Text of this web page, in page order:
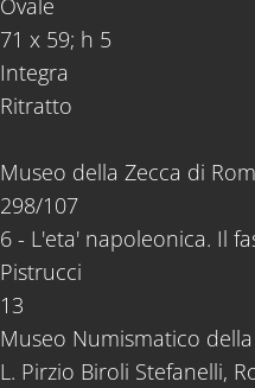
71 x 59; h 5
Integra
Ritratto
Museo della Zecca di
298/107
6 - L'eta' napoleonica. Il
Pistrucci
13
Museo Numismatico
L. Pirzio Biroli Stefanelli,